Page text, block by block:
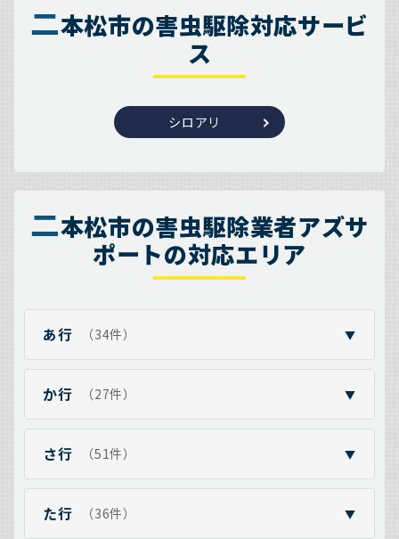
二本松市の害虫駆除対応サービ
ス
シロアリ
二本松市の害虫駆除業者アズサ
ポートの対応エリア
あ行 （34件） ▼
か行 （27件） ▼
さ行 （51件） ▼
た行 （36件） ▼